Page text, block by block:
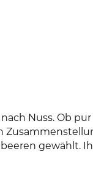
Nuss. Ob
gewählt.